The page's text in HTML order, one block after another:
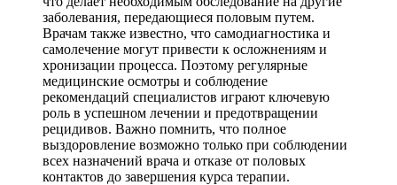
заболевания, передающиеся половым путем.
Врачам также известно, что самодиагностика и
самолечение могут привести к осложнениям и
хронизации процесса. Поэтому регулярные
медицинские осмотры и соблюдение
рекомендаций специалистов играют ключевую
роль в успешном лечении и предотвращении
рецидивов. Важно помнить, что полное
выздоровление возможно только при соблюдении
всех назначений врача и отказе от половых
контактов до завершения курса терапии.